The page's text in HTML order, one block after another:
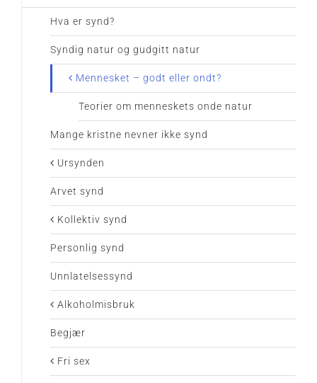
Hva er synd?
Syndig natur og gudgitt natur
Mennesket – godt eller ondt?
Teorier om menneskets onde natur
Mange kristne nevner ikke synd
Ursynden
Arvet synd
Kollektiv synd
Personlig synd
Unnlatelsessynd
Alkoholmisbruk
Begjær
Fri sex